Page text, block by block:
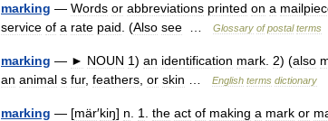
marking — Words or abbreviations printed on a
service of a rate paid . (Also see Glossary of postal terms
marking — ► NOUN 1) an identification mark 2) (also
an animal s fur, feathers or skin English terms dictionary
marking — [mär′kiŋ] n 1 the act of making a mark or